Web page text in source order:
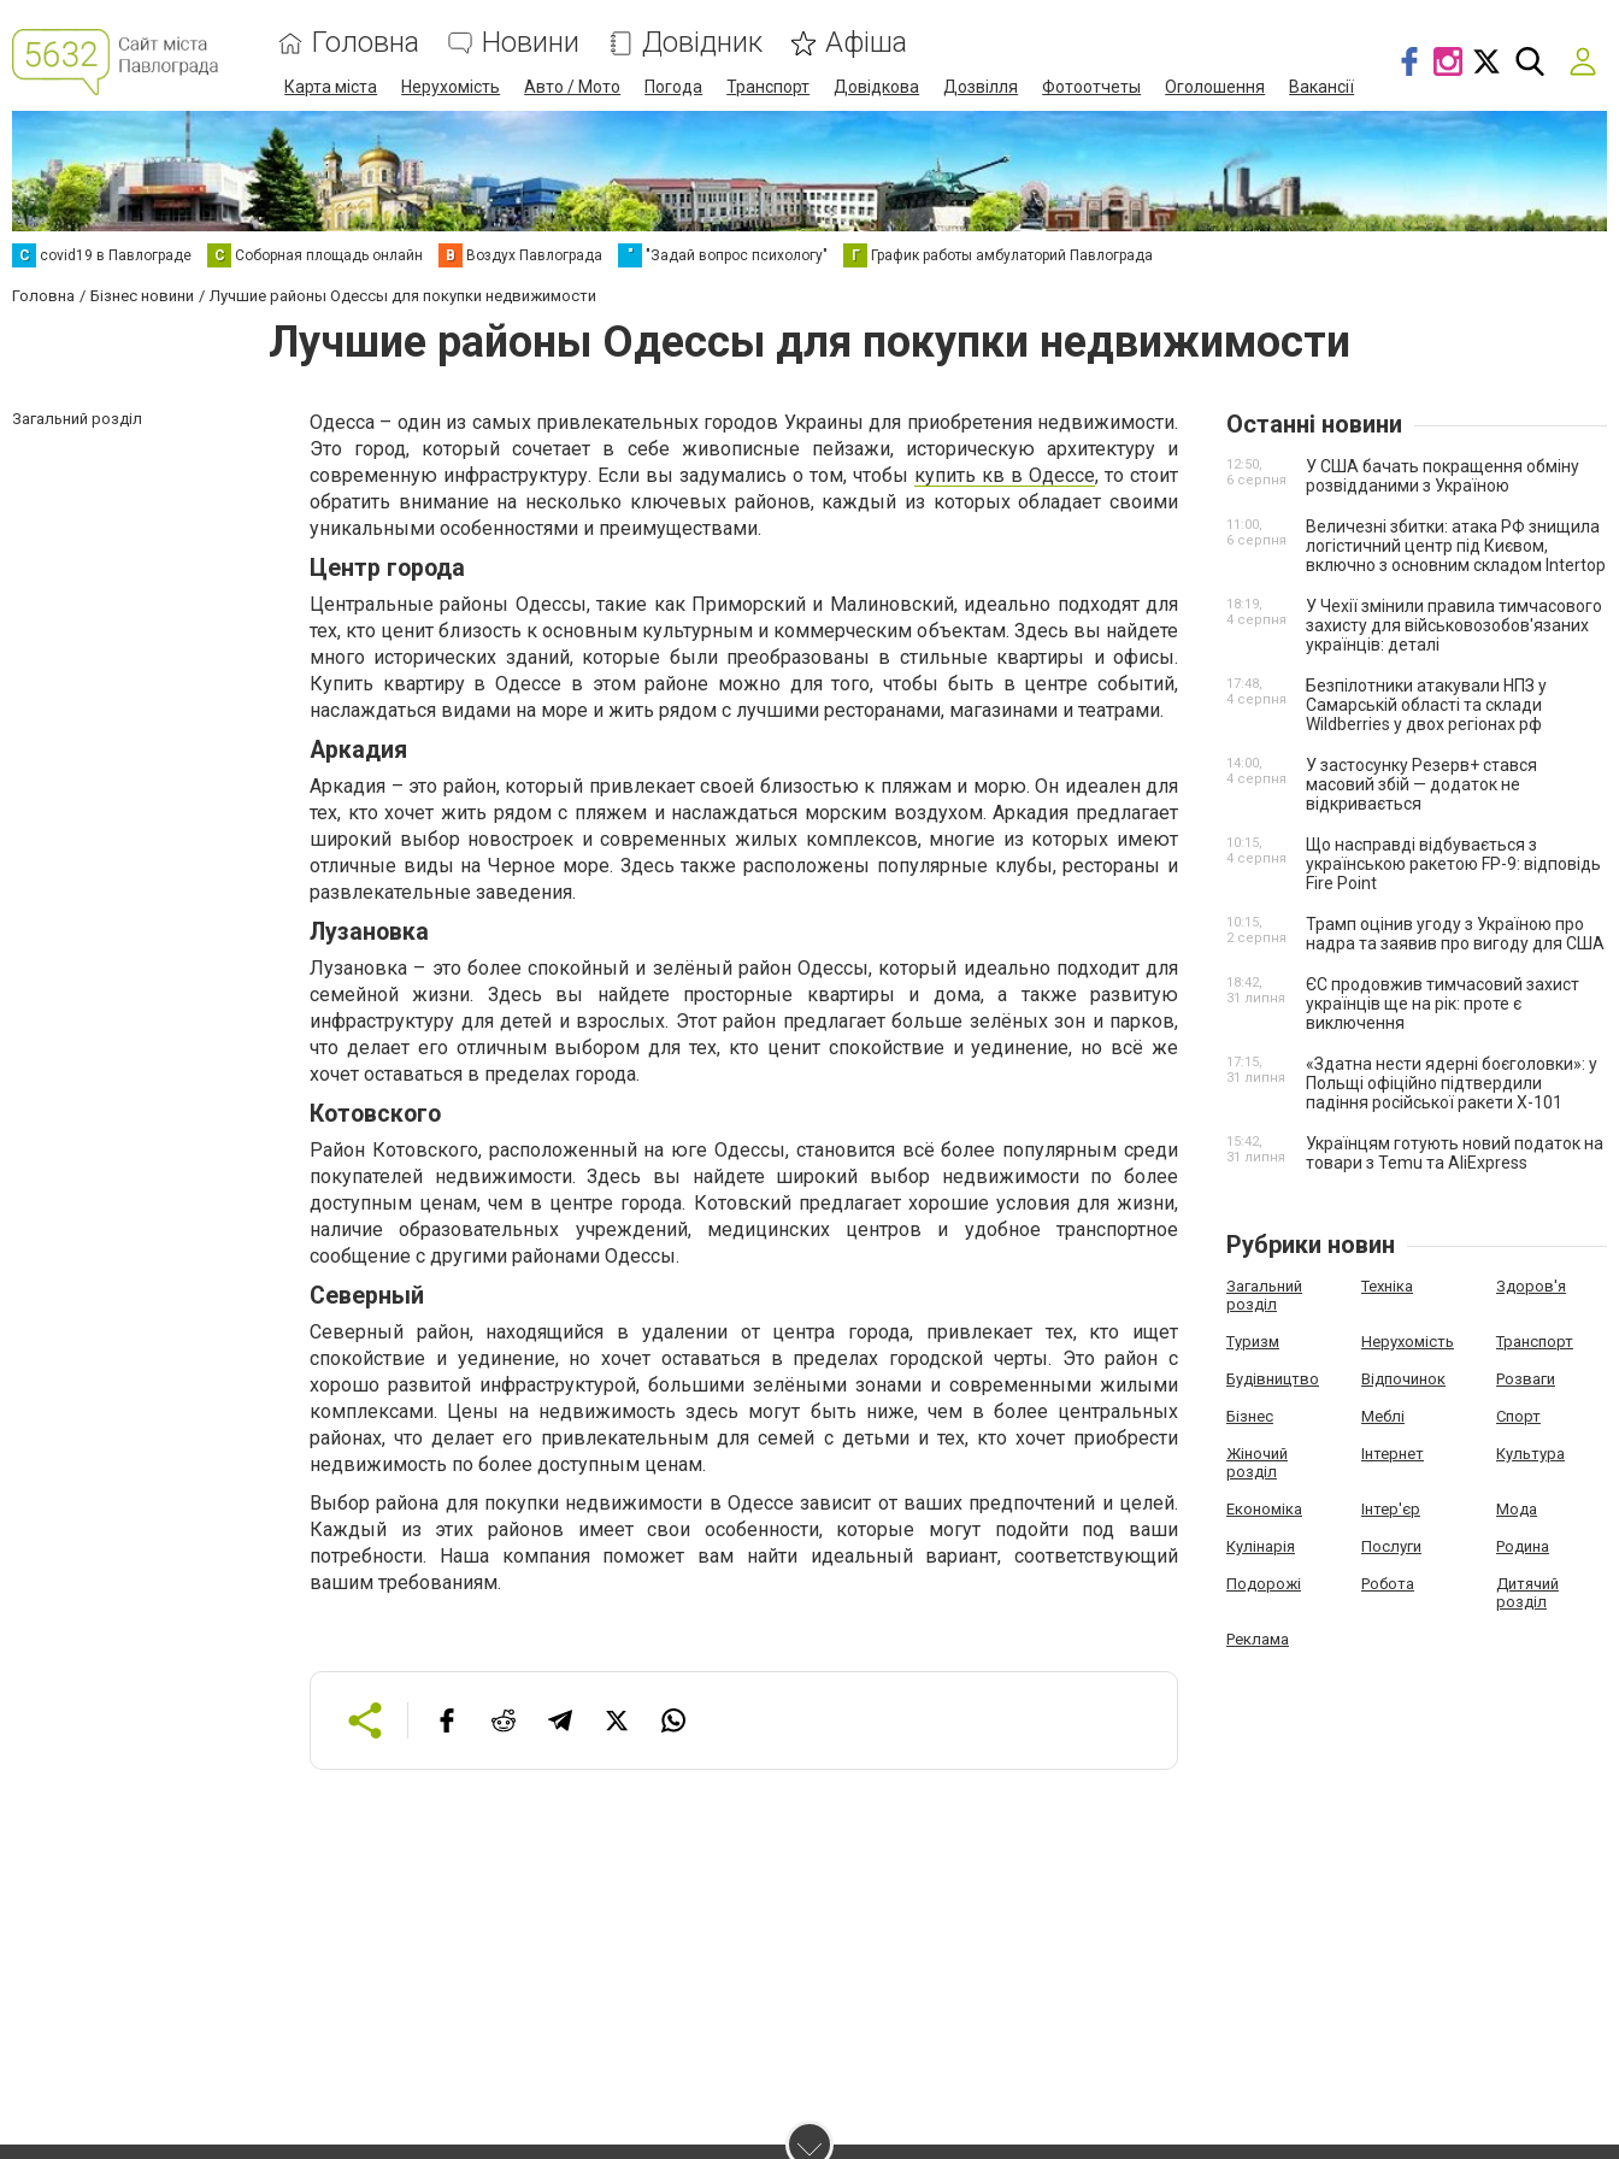
Головна Новини Довідник Афіша
Карта міста Нерухомість Авто / Мото Погода Транспорт Довідкова Дозвілля Фотоотчеты Оголошення Вакансії
C covid19 в Павлограде С Соборная площадь онлайн В Воздух Павлограда " "Задай вопрос психологу" Г График работы амбулаторий Павлограда
Головна Бізнес новини Лучшие районы Одессы для покупки недвижимости
Лучшие районы Одессы для покупки недвижимости
Загальний розділ
Одесса – один из самых привлекательных городов Украины для приобретения недвижимости.
Это город, который сочетает в себе живописные пейзажи, историческую архитектуру и
современную инфраструктуру. Если вы задумались о том, чтобы купить кв в Одессе, то стоит
обратить внимание на несколько ключевых районов, каждый из которых обладает своими
уникальными особенностями и преимуществами.
Центр города
Центральные районы Одессы, такие как Приморский и Малиновский, идеально подходят для
тех, кто ценит близость к основным культурным и коммерческим объектам. Здесь вы найдете
много исторических зданий, которые были преобразованы в стильные квартиры и офисы.
Купить квартиру в Одессе в этом районе можно для того, чтобы быть в центре событий,
наслаждаться видами на море и жить рядом с лучшими ресторанами, магазинами и театрами.
Аркадия
Аркадия – это район, который привлекает своей близостью к пляжам и морю. Он идеален для
тех, кто хочет жить рядом с пляжем и наслаждаться морским воздухом. Аркадия предлагает
широкий выбор новостроек и современных жилых комплексов, многие из которых имеют
отличные виды на Черное море. Здесь также расположены популярные клубы, рестораны и
развлекательные заведения.
Лузановка
Лузановка – это более спокойный и зелёный район Одессы, который идеально подходит для
семейной жизни. Здесь вы найдете просторные квартиры и дома, а также развитую
инфраструктуру для детей и взрослых. Этот район предлагает больше зелёных зон и парков,
что делает его отличным выбором для тех, кто ценит спокойствие и уединение, но всё же
хочет оставаться в пределах города.
Котовского
Район Котовского, расположенный на юге Одессы, становится всё более популярным среди
покупателей недвижимости. Здесь вы найдете широкий выбор недвижимости по более
доступным ценам, чем в центре города. Котовский предлагает хорошие условия для жизни,
наличие образовательных учреждений, медицинских центров и удобное транспортное
сообщение с другими районами Одессы.
Северный
Северный район, находящийся в удалении от центра города, привлекает тех, кто ищет
спокойствие и уединение, но хочет оставаться в пределах городской черты. Это район с
хорошо развитой инфраструктурой, большими зелёными зонами и современными жилыми
комплексами. Цены на недвижимость здесь могут быть ниже, чем в более центральных
районах, что делает его привлекательным для семей с детьми и тех, кто хочет приобрести
недвижимость по более доступным ценам.
Выбор района для покупки недвижимости в Одессе зависит от ваших предпочтений и целей.
Каждый из этих районов имеет свои особенности, которые могут подойти под ваши
потребности. Наша компания поможет вам найти идеальный вариант, соответствующий
вашим требованиям.
Останні новини
У США бачать покращення обміну
розвідданими з Україною
12:50,
6 серпня
Величезні збитки: атака РФ знищила
логістичний центр під Києвом,
включно з основним складом Intertop
11:00,
6 серпня
У Чехії змінили правила тимчасового
захисту для військовозобов'язаних
українців: деталі
18:19,
4 серпня
Безпілотники атакували НПЗ у
Самарській області та склади
Wildberries у двох регіонах рф
17:48,
4 серпня
У застосунку Резерв+ стався
масовий збій — додаток не
відкривається
14:00,
4 серпня
Що насправді відбувається з
українською ракетою FP-9: відповідь
Fire Point
10:15,
4 серпня
Трамп оцінив угоду з Україною про
надра та заявив про вигоду для США
10:15,
2 серпня
ЄС продовжив тимчасовий захист
українців ще на рік: проте є
виключення
18:42,
31 липня
«Здатна нести ядерні боєголовки»: у
Польщі офіційно підтвердили
падіння російської ракети Х-101
17:15,
31 липня
Українцям готують новий податок на
товари з Temu та AliExpress
15:42,
31 липня
Рубрики новин
Загальний
розділ
Техніка Здоров'я
Туризм Нерухомість Транспорт
Будівництво Відпочинок Розваги
Бізнес Меблі Спорт
Жіночий
розділ
Інтернет Культура
Економіка Інтер'єр Мода
Кулінарія Послуги Родина
Подорожі Робота
Дитячий
розділ
Реклама